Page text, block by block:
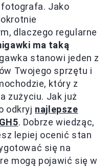
Jako
dlaczego regularne
ma taką
stanowi jeden z
Twojego sprzętu i
który z
zużyciu. Jak już
odkryj najlepsze
. Dobrze wiedząc,
lepiej ocenić stan
się na
mogą pojawić się w